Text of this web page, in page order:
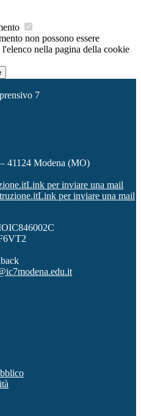
non possono essere
nella pagina della cookie
7
41124 Modena (MO)
Link per inviare una mail
Link per inviare una mail